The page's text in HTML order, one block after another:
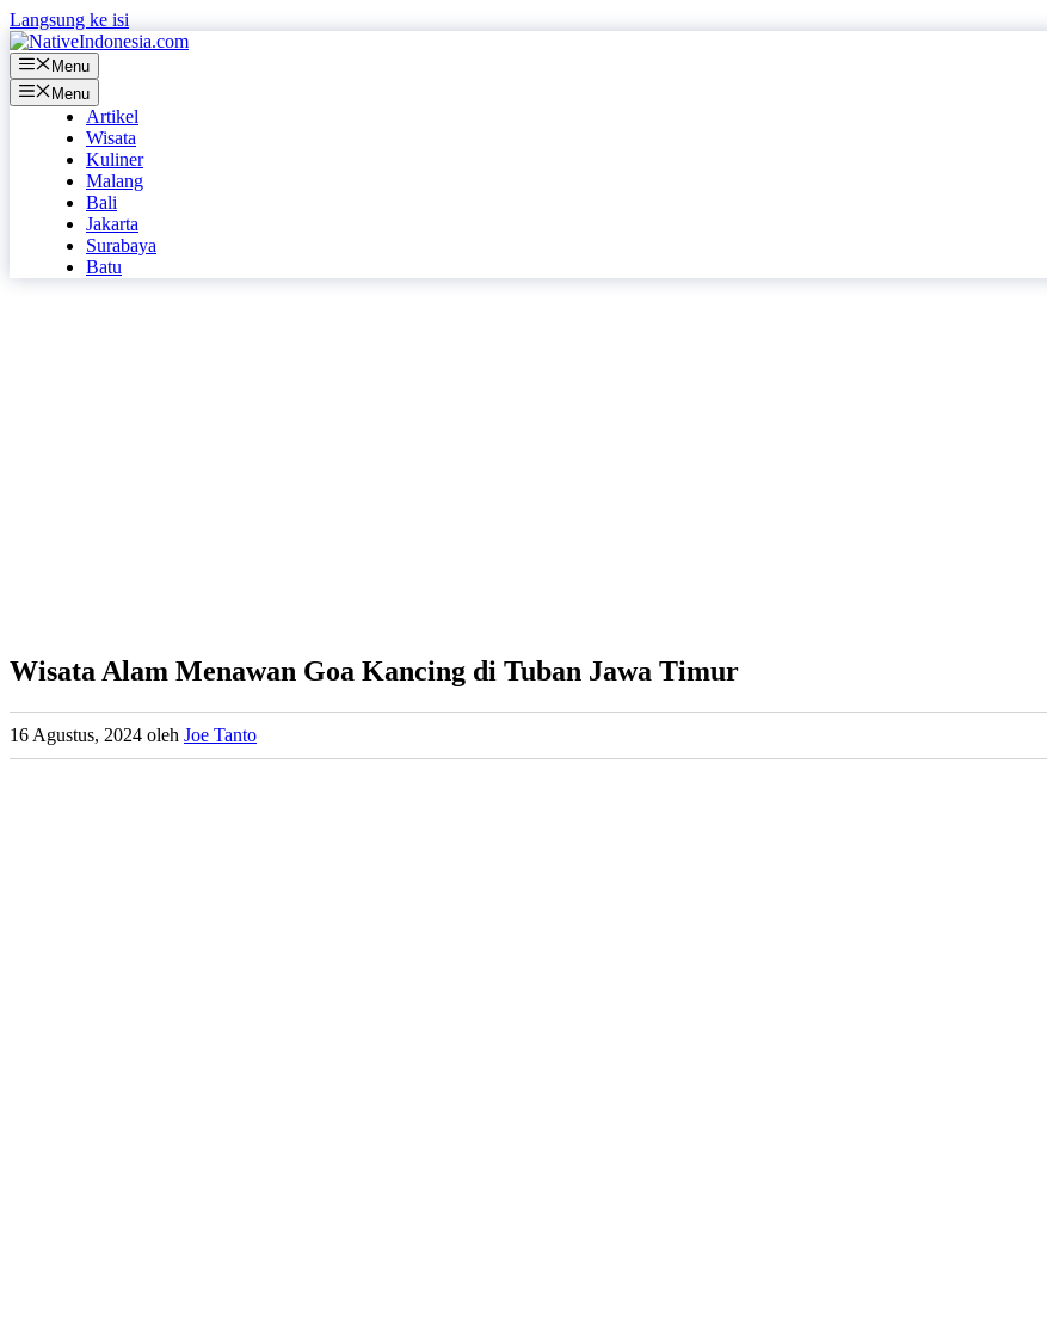
Langsung ke isi
Menu
Menu
Artikel
Wisata
Kuliner
Malang
Bali
Jakarta
Surabaya
Batu
Wisata Alam Menawan Goa Kancing di Tuban Jawa Timur
16 Agustus, 2024 oleh Joe Tanto